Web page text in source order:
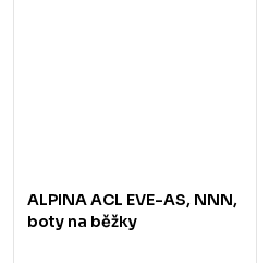
ALPINA ACL EVE-AS, NNN,
boty na běžky